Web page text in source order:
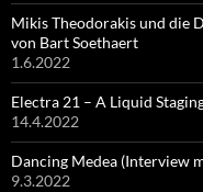
Mikis Theodorakis und die
von Bart Soethaert
1.6.2022
Electra 21 – A Liquid
14.4.2022
Dancing Medea (Interview
9.3.2022